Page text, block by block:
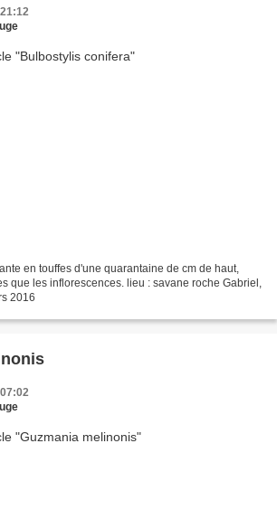
en touffes d'une quarantaine de cm de haut,
que les inflorescences. lieu : savane roche Gabriel,
2016